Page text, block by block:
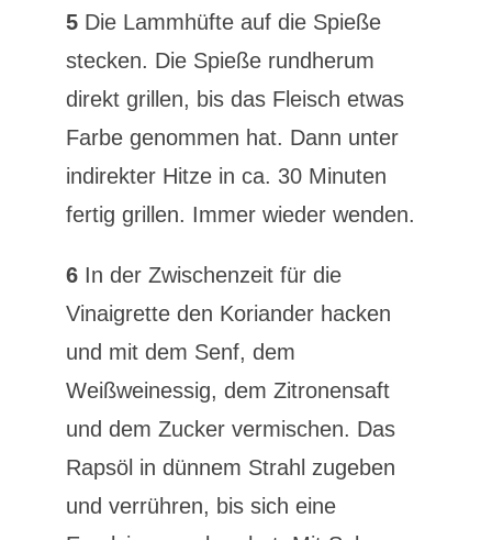
5Die Lammhüfte auf die Spieße
stecken. Die Spieße rundherum
direkt grillen, bis das Fleisch etwas
Farbe genommen hat. Dann unter
indirekter Hitze in ca. 30 Minuten
fertig grillen. Immer wieder wenden.
6In der Zwischenzeit für die
Vinaigrette den Koriander hacken
und mit dem Senf, dem
Weißweinessig, dem Zitronensaft
und dem Zucker vermischen. Das
Rapsöl in dünnem Strahl zugeben
und verrühren, bis sich eine